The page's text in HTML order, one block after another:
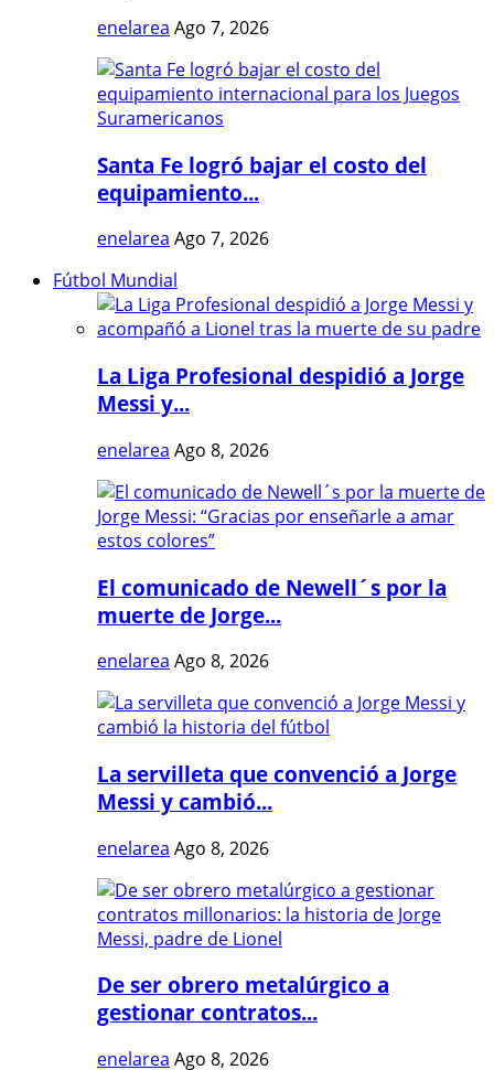
enelarea Ago 7, 2026
Santa Fe logró bajar el costo del
equipamiento...
enelarea Ago 7, 2026
Fútbol Mundial
La Liga Profesional despidió a Jorge
Messi y...
enelarea Ago 8, 2026
El comunicado de Newell´s por la
muerte de Jorge...
enelarea Ago 8, 2026
La servilleta que convenció a Jorge
Messi y cambió...
enelarea Ago 8, 2026
De ser obrero metalúrgico a
gestionar contratos...
enelarea Ago 8, 2026